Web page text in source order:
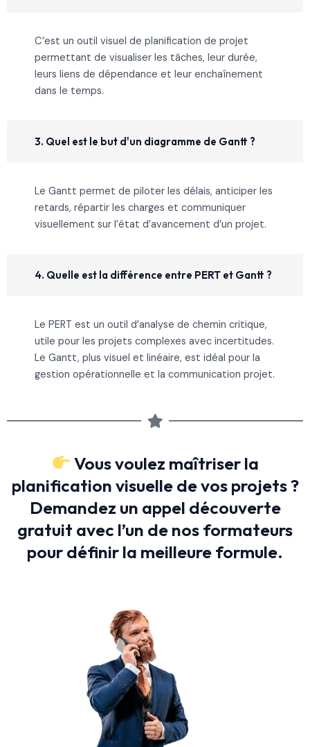
C’est un outil visuel de planification de projet
permettant de visualiser les tâches, leur durée,
leurs liens de dépendance et leur enchaînement
dans le temps.
3. Quel est le but d'un diagramme de Gantt ?
Le Gantt permet de piloter les délais, anticiper les
retards, répartir les charges et communiquer
visuellement sur l’état d’avancement d’un projet.
4. Quelle est la différence entre PERT et Gantt ?
Le PERT est un outil d’analyse de chemin critique,
utile pour les projets complexes avec incertitudes.
Le Gantt, plus visuel et linéaire, est idéal pour la
gestion opérationnelle et la communication projet.
Vous voulez maîtriser la
planification visuelle de vos projets ?
Demandez un appel découverte
gratuit avec l’un de nos formateurs
pour définir la meilleure formule.